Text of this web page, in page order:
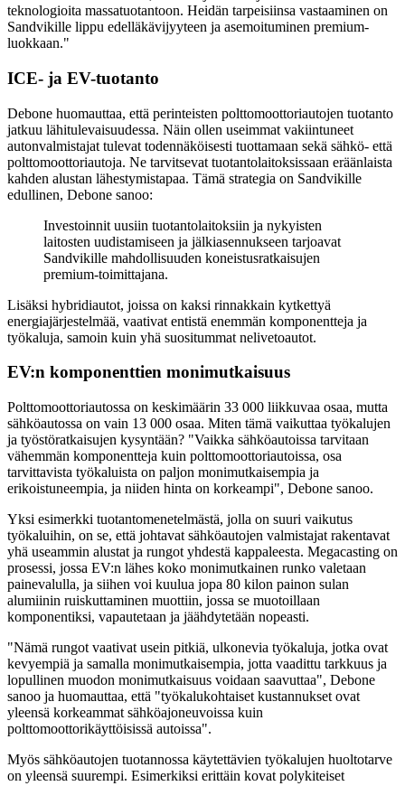
teknologioita massatuotantoon. Heidän tarpeisiinsa vastaaminen on
Sandvikille lippu edelläkävijyyteen ja asemoituminen premium-
luokkaan."
ICE- ja EV-tuotanto
Debone huomauttaa, että perinteisten polttomoottoriautojen tuotanto
jatkuu lähitulevaisuudessa. Näin ollen useimmat vakiintuneet
autonvalmistajat tulevat todennäköisesti tuottamaan sekä sähkö- että
polttomoottoriautoja. Ne tarvitsevat tuotantolaitoksissaan eräänlaista
kahden alustan lähestymistapaa. Tämä strategia on Sandvikille
edullinen, Debone sanoo:
Investoinnit uusiin tuotantolaitoksiin ja nykyisten
laitosten uudistamiseen ja jälkiasennukseen tarjoavat
Sandvikille mahdollisuuden koneistusratkaisujen
premium-toimittajana.
Lisäksi hybridiautot, joissa on kaksi rinnakkain kytkettyä
energiajärjestelmää, vaativat entistä enemmän komponentteja ja
työkaluja, samoin kuin yhä suositummat nelivetoautot.
EV:n komponenttien monimutkaisuus
Polttomoottoriautossa on keskimäärin 33 000 liikkuvaa osaa, mutta
sähköautossa on vain 13 000 osaa. Miten tämä vaikuttaa työkalujen
ja työstöratkaisujen kysyntään? "Vaikka sähköautoissa tarvitaan
vähemmän komponentteja kuin polttomoottoriautoissa, osa
tarvittavista työkaluista on paljon monimutkaisempia ja
erikoistuneempia, ja niiden hinta on korkeampi", Debone sanoo.
Yksi esimerkki tuotantomenetelmästä, jolla on suuri vaikutus
työkaluihin, on se, että johtavat sähköautojen valmistajat rakentavat
yhä useammin alustat ja rungot yhdestä kappaleesta. Megacasting on
prosessi, jossa EV:n lähes koko monimutkainen runko valetaan
painevalulla, ja siihen voi kuulua jopa 80 kilon painon sulan
alumiinin ruiskuttaminen muottiin, jossa se muotoillaan
komponentiksi, vapautetaan ja jäähdytetään nopeasti.
"Nämä rungot vaativat usein pitkiä, ulkonevia työkaluja, jotka ovat
kevyempiä ja samalla monimutkaisempia, jotta vaadittu tarkkuus ja
lopullinen muodon monimutkaisuus voidaan saavuttaa", Debone
sanoo ja huomauttaa, että "työkalukohtaiset kustannukset ovat
yleensä korkeammat sähköajoneuvoissa kuin
polttomoottorikäyttöisissä autoissa".
Myös sähköautojen tuotannossa käytettävien työkalujen huoltotarve
on yleensä suurempi. Esimerkiksi erittäin kovat polykiteiset